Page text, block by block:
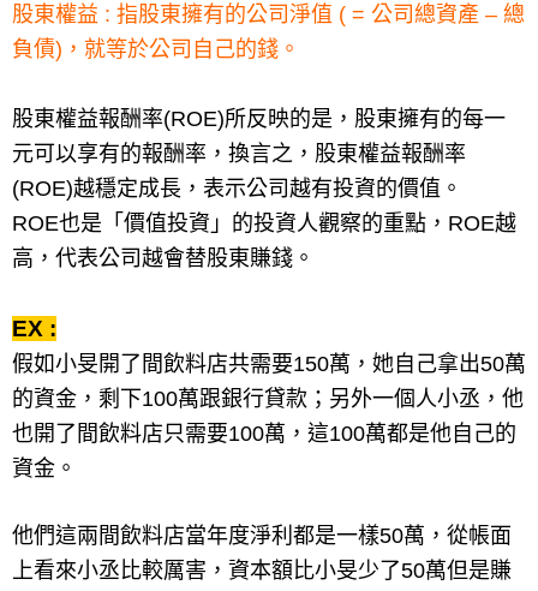
股東權益 : 指股東擁有的公司淨值 ( = 公司總資產 – 總
負債)，就等於公司自己的錢。
股東權益報酬率(ROE)所反映的是，股東擁有的每一
元可以享有的報酬率，換言之，股東權益報酬率
(ROE)越穩定成長，表示公司越有投資的價值。
ROE也是「價值投資」的投資人觀察的重點，ROE越
高，代表公司越會替股東賺錢。
EX :
假如小旻開了間飲料店共需要150萬，她自己拿出50萬
的資金，剩下100萬跟銀行貸款；另外一個人小丞，他
也開了間飲料店只需要100萬，這100萬都是他自己的
資金。
他們這兩間飲料店當年度淨利都是一樣50萬，從帳面
上看來小丞比較厲害，資本額比小旻少了50萬但是賺